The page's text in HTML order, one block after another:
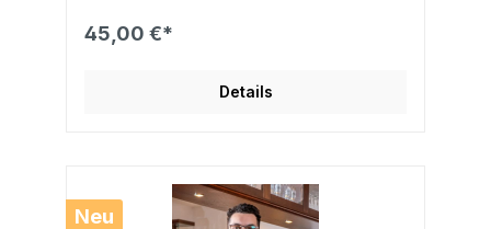
45,00 €*
Details
Neu